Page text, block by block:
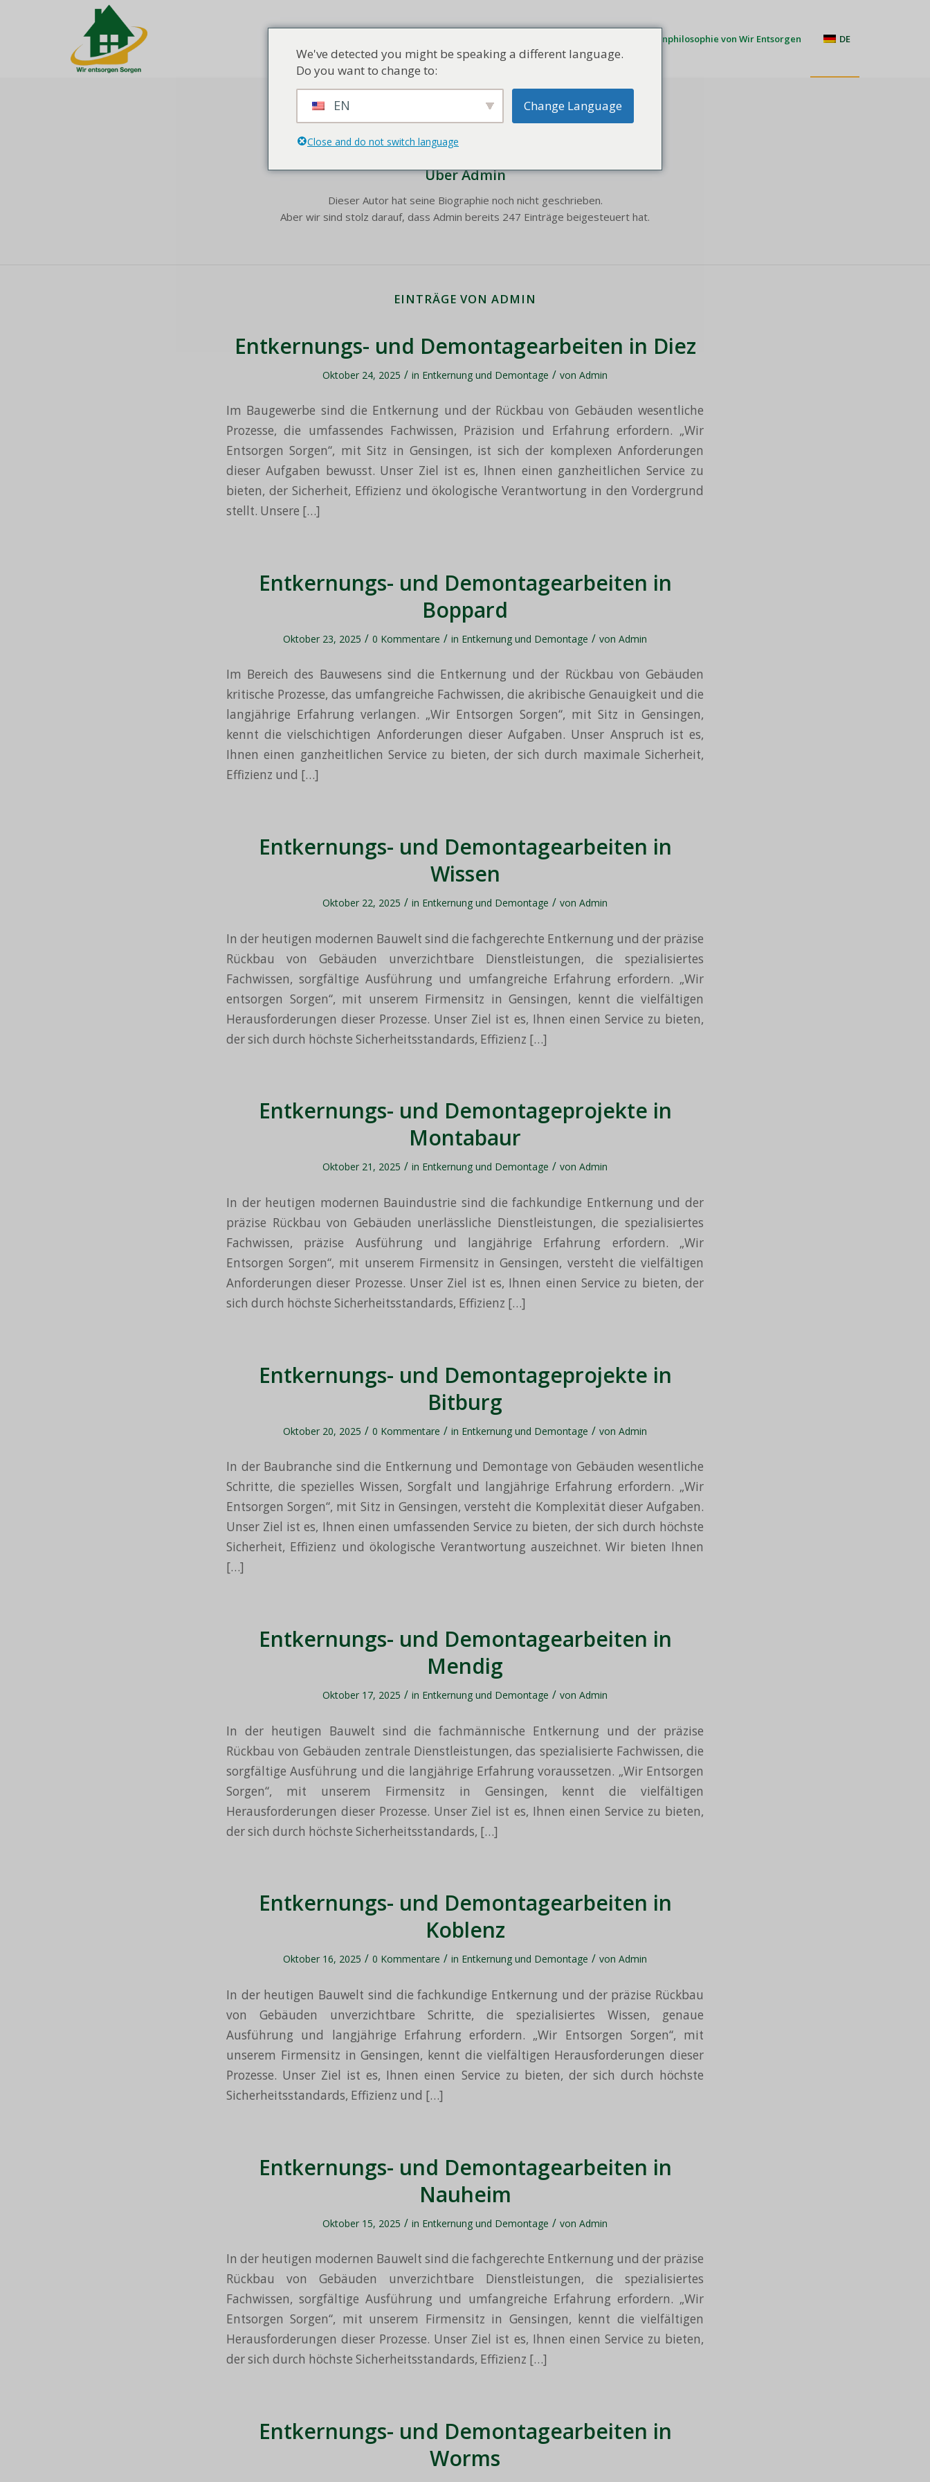
Firmenphilosophie von Wir Entsorgen DE
ÜberAdmin
Dieser Autor hat seine Biographie noch nicht geschrieben.
Aber wir sind stolz darauf, dass Admin bereits 247 Einträge beigesteuert hat.
EINTRÄGE VON ADMIN
Entkernungs- und Demontagearbeiten in Diez
Oktober 24, 2025 / in Entkernung und Demontage / von Admin
Im Baugewerbe sind die Entkernung und der Rückbau von Gebäuden wesentliche
Prozesse, die umfassendes Fachwissen, Präzision und Erfahrung erfordern. „Wir
Entsorgen Sorgen“, mit Sitz in Gensingen, ist sich der komplexen Anforderungen
dieser Aufgaben bewusst. Unser Ziel ist es, Ihnen einen ganzheitlichen Service zu
bieten, der Sicherheit, Effizienz und ökologische Verantwortung in den Vordergrund
stellt. Unsere […]
Entkernungs- und Demontagearbeiten in
Boppard
Oktober 23, 2025 / 0 Kommentare / in Entkernung und Demontage / von Admin
Im Bereich des Bauwesens sind die Entkernung und der Rückbau von Gebäuden
kritische Prozesse, das umfangreiche Fachwissen, die akribische Genauigkeit und die
langjährige Erfahrung verlangen. „Wir Entsorgen Sorgen“, mit Sitz in Gensingen,
kennt die vielschichtigen Anforderungen dieser Aufgaben. Unser Anspruch ist es,
Ihnen einen ganzheitlichen Service zu bieten, der sich durch maximale Sicherheit,
Effizienz und […]
Entkernungs- und Demontagearbeiten in
Wissen
Oktober 22, 2025 / in Entkernung und Demontage / von Admin
In der heutigen modernen Bauwelt sind die fachgerechte Entkernung und der präzise
Rückbau von Gebäuden unverzichtbare Dienstleistungen, die spezialisiertes
Fachwissen, sorgfältige Ausführung und umfangreiche Erfahrung erfordern. „Wir
entsorgen Sorgen“, mit unserem Firmensitz in Gensingen, kennt die vielfältigen
Herausforderungen dieser Prozesse. Unser Ziel ist es, Ihnen einen Service zu bieten,
der sich durch höchste Sicherheitsstandards, Effizienz […]
Entkernungs- und Demontageprojekte in
Montabaur
Oktober 21, 2025 / in Entkernung und Demontage / von Admin
In der heutigen modernen Bauindustrie sind die fachkundige Entkernung und der
präzise Rückbau von Gebäuden unerlässliche Dienstleistungen, die spezialisiertes
Fachwissen, präzise Ausführung und langjährige Erfahrung erfordern. „Wir
Entsorgen Sorgen“, mit unserem Firmensitz in Gensingen, versteht die vielfältigen
Anforderungen dieser Prozesse. Unser Ziel ist es, Ihnen einen Service zu bieten, der
sich durch höchste Sicherheitsstandards, Effizienz […]
Entkernungs- und Demontageprojekte in
Bitburg
Oktober 20, 2025 / 0 Kommentare / in Entkernung und Demontage / von Admin
In der Baubranche sind die Entkernung und Demontage von Gebäuden wesentliche
Schritte, die spezielles Wissen, Sorgfalt und langjährige Erfahrung erfordern. „Wir
Entsorgen Sorgen“, mit Sitz in Gensingen, versteht die Komplexität dieser Aufgaben.
Unser Ziel ist es, Ihnen einen umfassenden Service zu bieten, der sich durch höchste
Sicherheit, Effizienz und ökologische Verantwortung auszeichnet. Wir bieten Ihnen
[…]
Entkernungs- und Demontagearbeiten in
Mendig
Oktober 17, 2025 / in Entkernung und Demontage / von Admin
In der heutigen Bauwelt sind die fachmännische Entkernung und der präzise
Rückbau von Gebäuden zentrale Dienstleistungen, das spezialisierte Fachwissen, die
sorgfältige Ausführung und die langjährige Erfahrung voraussetzen. „Wir Entsorgen
Sorgen“, mit unserem Firmensitz in Gensingen, kennt die vielfältigen
Herausforderungen dieser Prozesse. Unser Ziel ist es, Ihnen einen Service zu bieten,
der sich durch höchste Sicherheitsstandards, […]
Entkernungs- und Demontagearbeiten in
Koblenz
Oktober 16, 2025 / 0 Kommentare / in Entkernung und Demontage / von Admin
In der heutigen Bauwelt sind die fachkundige Entkernung und der präzise Rückbau
von Gebäuden unverzichtbare Schritte, die spezialisiertes Wissen, genaue
Ausführung und langjährige Erfahrung erfordern. „Wir Entsorgen Sorgen“, mit
unserem Firmensitz in Gensingen, kennt die vielfältigen Herausforderungen dieser
Prozesse. Unser Ziel ist es, Ihnen einen Service zu bieten, der sich durch höchste
Sicherheitsstandards, Effizienz und […]
Entkernungs- und Demontagearbeiten in
Nauheim
Oktober 15, 2025 / in Entkernung und Demontage / von Admin
In der heutigen modernen Bauwelt sind die fachgerechte Entkernung und der präzise
Rückbau von Gebäuden unverzichtbare Dienstleistungen, die spezialisiertes
Fachwissen, sorgfältige Ausführung und umfangreiche Erfahrung erfordern. „Wir
Entsorgen Sorgen“, mit unserem Firmensitz in Gensingen, kennt die vielfältigen
Herausforderungen dieser Prozesse. Unser Ziel ist es, Ihnen einen Service zu bieten,
der sich durch höchste Sicherheitsstandards, Effizienz […]
Entkernungs- und Demontagearbeiten in
Worms
We've detected you might be speaking a different language.
Do you want to change to:
EN Change Language
Close and do not switch language